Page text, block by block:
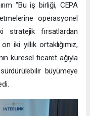
“Bu iş birliği, CEPA
operasyonel
stratejik fırsatlardan
iki yıllık ortaklığımız,
küresel ticaret ağıyla
büyümeye